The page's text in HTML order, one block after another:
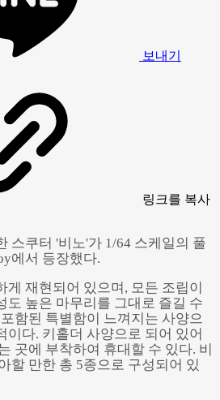
보내기
링크를 복사
스쿠터 '비노'가 1/64 스케일의 풀
에서 등장했다.
게 재현되어 있으며, 모든 조립이
도 높은 마무리를 그대로 즐길 수
함된 특별함이 느껴지는 사양으
이다. 키홀더 사양으로 되어 있어
곳에 부착하여 휴대할 수 있다. 비
할 만한 총 5종으로 구성되어 있